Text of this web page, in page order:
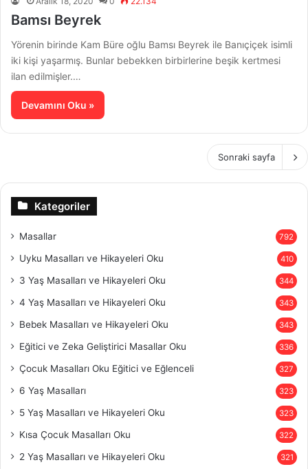
Bamsı Beyrek
Yörenin birinde Kam Büre oğlu Bamsı Beyrek ile Banıçiçek isimli
iki kişi yaşarmış. Bunlar bebekken birbirlerine beşik kertmesi
ilan edilmişler.…
Devamını Oku »
Sonraki sayfa
Kategoriler
Masallar 792
Uyku Masalları ve Hikayeleri Oku 410
3 Yaş Masalları ve Hikayeleri Oku 344
4 Yaş Masalları ve Hikayeleri Oku 343
Bebek Masalları ve Hikayeleri Oku 343
Eğitici ve Zeka Geliştirici Masallar Oku 336
Çocuk Masalları Oku Eğitici ve Eğlenceli 327
6 Yaş Masalları 323
5 Yaş Masalları ve Hikayeleri Oku 323
Kısa Çocuk Masalları Oku 322
2 Yaş Masalları ve Hikayeleri Oku 321